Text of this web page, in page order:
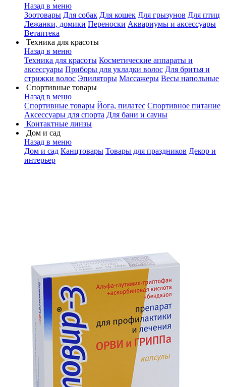
Назад в меню
Зоотовары Для собак Для кошек Для грызунов Для птиц
Лежанки, домики Переноски Аквариумы и аксессуары
Ветаптека
Техника для красоты
Назад в меню
Техника для красоты Косметические аппараты и
аксессуары Приборы для укладки волос Для бритья и
стрижки волос Эпиляторы Массажеры Весы напольные
Спортивные товары
Назад в меню
Спортивные товары Йога, пилатес Спортивное питание
Аксессуары для спорта Для бани и сауны
Контактные линзы
Дом и сад
Назад в меню
Дом и сад Канцтовары Товары для праздников Декор и
интерьер